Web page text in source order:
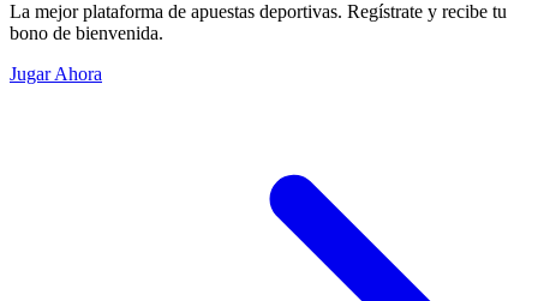
La mejor plataforma de apuestas deportivas. Regístrate y recibe tu
bono de bienvenida.
Jugar Ahora